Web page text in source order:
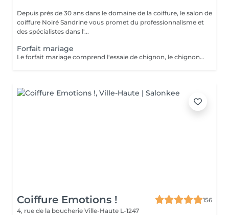
Depuis près de 30 ans dans le domaine de la coiffure, le salon de
coiffure Noiré Sandrine vous promet du professionnalisme et
des spécialistes dans l'...
Forfait mariage
Le forfait mariage comprend l'essaie de chignon, le chignon, une manucure avec vernis et un maquillage
Coiffure Emotions !
156
4, rue de la boucherie Ville-Haute L-1247